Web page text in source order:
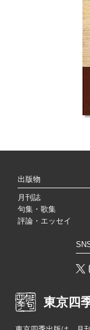
東京四
出版物
月刊誌
句集・歌集
評論・エッセイ